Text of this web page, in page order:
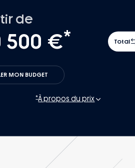
d’expériences de nos
clients.
de
500 €* Total
MON BUDGET
*À propos du prix